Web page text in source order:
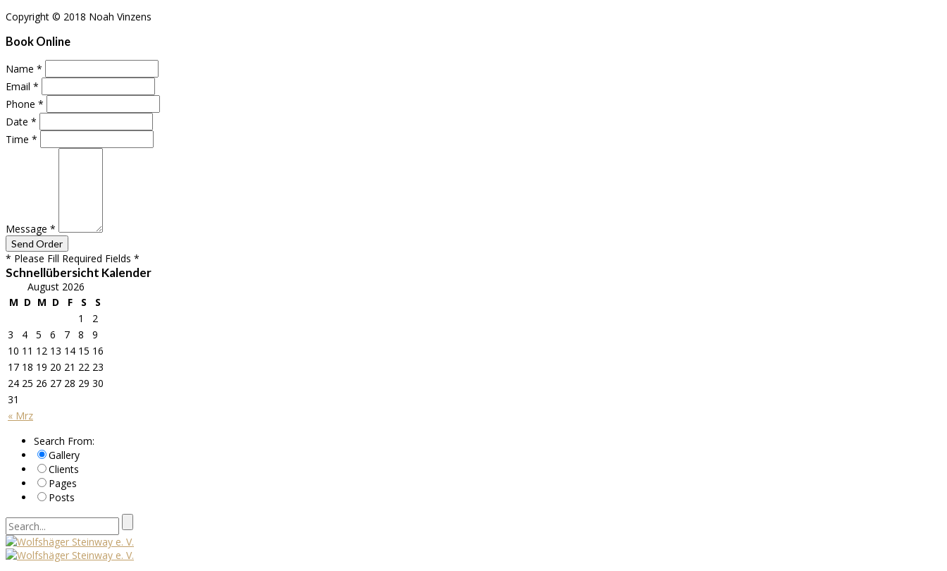
Copyright © 2018 Noah Vinzens
Book Online
Name *
Email *
Phone *
Date *
Time *
Message *
* Please Fill Required Fields *
Schnellübersicht Kalender
August 2026
M D M D F S S
« Mrz
1
2
3
4 5 6 7 8
9
10 11 12 13 14 15 16
17 18 19 20 21 22 23
24 25 26 27 28 29 30
31
Search From:
Gallery
Clients
Pages
Posts